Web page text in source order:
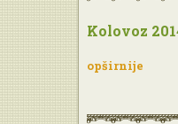
Kolovoz
opširnije